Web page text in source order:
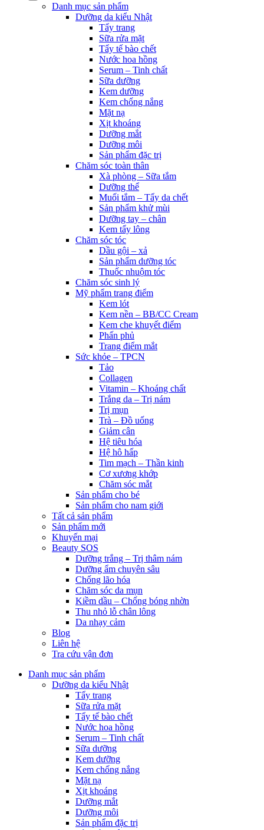
Danh mục sản phẩm
Dưỡng da kiểu Nhật
Tẩy trang
Sữa rửa mặt
Tẩy tế bào chết
Nước hoa hồng
Serum – Tinh chất
Sữa dưỡng
Kem dưỡng
Kem chống nắng
Mặt nạ
Xịt khoáng
Dưỡng mắt
Dưỡng môi
Sản phẩm đặc trị
Chăm sóc toàn thân
Xà phòng – Sữa tắm
Dưỡng thể
Muối tắm – Tẩy da chết
Sản phẩm khử mùi
Dưỡng tay – chân
Kem tẩy lông
Chăm sóc tóc
Dầu gội – xả
Sản phẩm dưỡng tóc
Thuốc nhuộm tóc
Chăm sóc sinh lý
Mỹ phẩm trang điểm
Kem lót
Kem nền – BB/CC Cream
Kem che khuyết điểm
Phấn phủ
Trang điểm mắt
Sức khỏe – TPCN
Tảo
Collagen
Vitamin – Khoáng chất
Trắng da – Trị nám
Trị mụn
Trà – Đồ uống
Giảm cân
Hệ tiêu hóa
Hệ hô hấp
Tim mạch – Thần kinh
Cơ xương khớp
Chăm sóc mắt
Sản phẩm cho bé
Sản phẩm cho nam giới
Tất cả sản phẩm
Sản phẩm mới
Khuyến mại
Beauty SOS
Dưỡng trắng – Trị thâm nám
Dưỡng ẩm chuyên sâu
Chống lão hóa
Chăm sóc da mụn
Kiềm dầu – Chống bóng nhờn
Thu nhỏ lỗ chân lông
Da nhạy cảm
Blog
Liên hệ
Tra cứu vận đơn
Danh mục sản phẩm
Dưỡng da kiểu Nhật
Tẩy trang
Sữa rửa mặt
Tẩy tế bào chết
Nước hoa hồng
Serum – Tinh chất
Sữa dưỡng
Kem dưỡng
Kem chống nắng
Mặt nạ
Xịt khoáng
Dưỡng mắt
Dưỡng môi
Sản phẩm đặc trị